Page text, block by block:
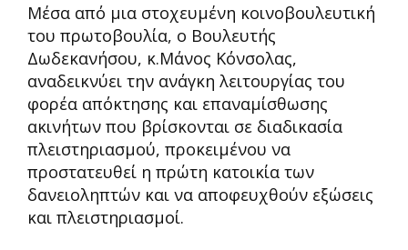
Μέσα από μια στοχευμένη κοινοβουλευτική
του πρωτοβουλία, ο Βουλευτής
Δωδεκανήσου, κ.Μάνος Κόνσολας,
αναδεικνύει την ανάγκη λειτουργίας του
φορέα απόκτησης και επαναμίσθωσης
ακινήτων που βρίσκονται σε διαδικασία
πλειστηριασμού, προκειμένου να
προστατευθεί η πρώτη κατοικία των
δανειοληπτών και να αποφευχθούν εξώσεις
και πλειστηριασμοί.